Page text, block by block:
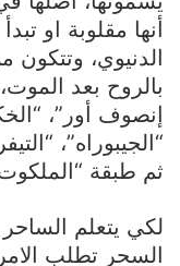
أنها مقلوبة او
الدنيوي، وتتكون
بالروح بعد
إنصوف أور”،
“الجيبوراه”،
ثم طبقة
لكي يتعلم الساحر
السحر تطلب